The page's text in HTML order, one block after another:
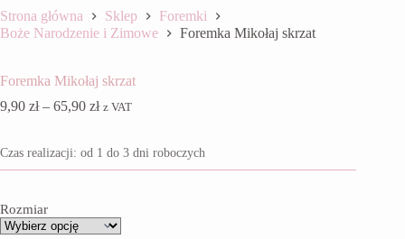
Strona główna Sklep
Foremki
Boże Narodzenie i Zimowe
Foremka Mikołaj skrzat
Foremka Mikołaj skrzat
9,90 zł – 65,90 złZakres
9,90 zł
do
z VAT
Czas realizacji: od 1 do 3 dni roboczych
Rozmiar